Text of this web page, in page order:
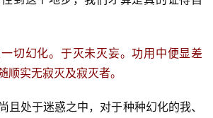
切幻化。于灭未灭妄。功用中便显差
顺实无寂灭及寂灭者。
且处于迷惑之中，对于种种幻化的我、